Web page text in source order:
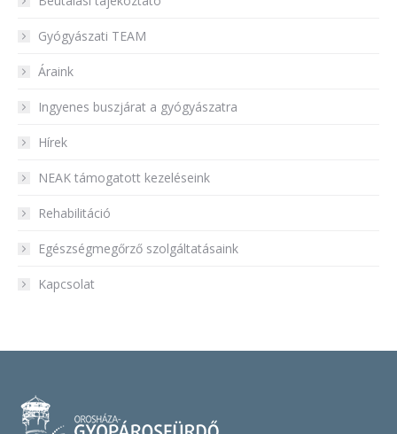
Gyógyászati TEAM
Áraink
Ingyenes buszjárat a gyógyászatra
Hírek
NEAK támogatott kezeléseink
Rehabilitáció
Egészségmegőrző szolgáltatásaink
Kapcsolat